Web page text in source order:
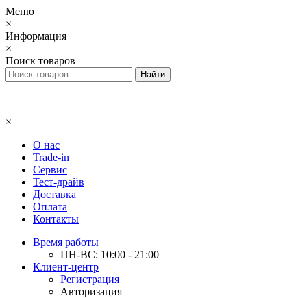
Меню
×
Информация
×
Поиск товаров
×
О нас
Trade-in
Сервис
Тест-драйв
Доставка
Оплата
Контакты
Время работы
ПН-ВС: 10:00 - 21:00
Клиент-центр
Регистрация
Авторизация